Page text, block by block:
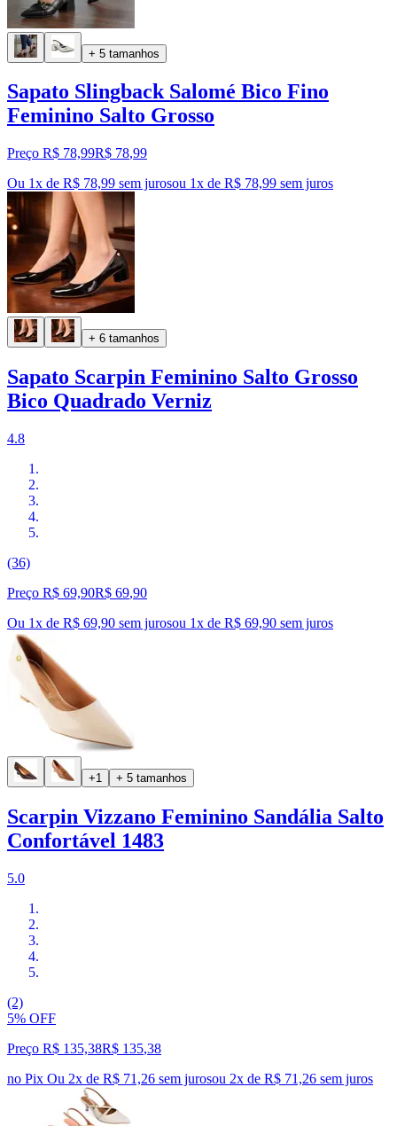
+ 5 tamanhos
Sapato Slingback Salomé Bico Fino
Feminino Salto Grosso
Preço R$ 78,99R$ 78,99
Ou 1x de R$ 78,99 sem jurosou 1x de R$ 78,99 sem juros
+ 6 tamanhos
Sapato Scarpin Feminino Salto Grosso
Bico Quadrado Verniz
4.8
(36)
Preço R$ 69,90R$ 69,90
Ou 1x de R$ 69,90 sem jurosou 1x de R$ 69,90 sem juros
+1 + 5 tamanhos
Scarpin Vizzano Feminino Sandália Salto
Confortável 1483
5.0
(2)
5% OFF
Preço R$ 135,38R$ 135,38
no Pix Ou 2x de R$ 71,26 sem jurosou 2x de R$ 71,26 sem juros